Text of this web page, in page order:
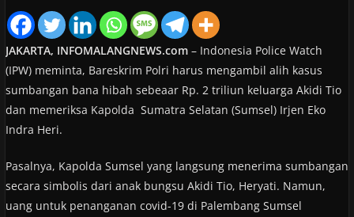
JAKARTA, INFOMALANGNEWS.com– Indonesia Police Watch
(IPW) meminta, Bareskrim Polri harus mengambil alih kasus
sumbangan bana hibah sebeaar Rp. 2 triliun keluarga Akidi Tio
dan memeriksa Kapolda Sumatra Selatan (Sumsel) Irjen Eko
Indra Heri.
Pasalnya, Kapolda Sumsel yang langsung menerima sumbangan
secara simbolis dari anak bungsu Akidi Tio, Heryati. Namun,
uang untuk penanganan covid-19 di Palembang Sumsel